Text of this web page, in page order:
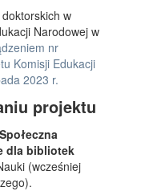
w
Narodowej w
nr
Komisji Edukacji
2023 r.
projektu
dla bibliotek
(wcześniej